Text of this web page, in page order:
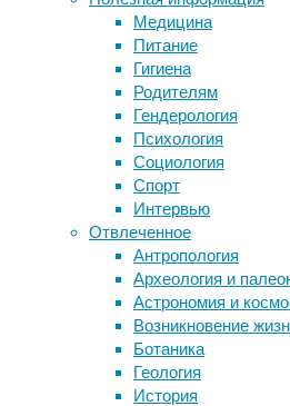
Медицина
Питание
Гигиена
Родителям
Гендерология
Психология
Социология
Спорт
Интервью
Отвлеченное
Антропология
Археология и
Астрономия и
Возникновение
Ботаника
Геология
История
водоеме.
вид
активного
отдыха
Метки
ДНК бактерии
биотехнология
генетика дети
здоровье